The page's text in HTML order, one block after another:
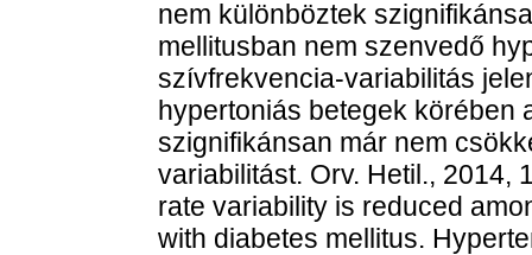
nem különböztek
mellitusban nem szenvedő
szívfrekvencia-variabilitás
hypertoniás betegek körében
szignifikánsan már nem
variabilitást. Orv. Hetil., 2014,
rate variability is reduced
with diabetes mellitus.